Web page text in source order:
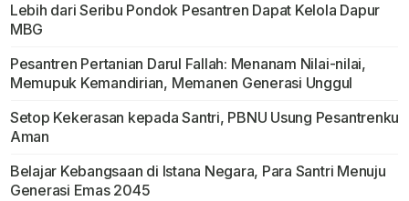
Lebih dari Seribu Pondok Pesantren Dapat Kelola Dapur
MBG
Pesantren Pertanian Darul Fallah: Menanam Nilai-nilai,
Memupuk Kemandirian, Memanen Generasi Unggul
Setop Kekerasan kepada Santri, PBNU Usung Pesantrenku
Aman
Belajar Kebangsaan di Istana Negara, Para Santri Menuju
Generasi Emas 2045